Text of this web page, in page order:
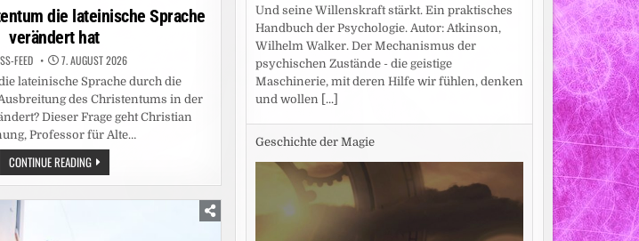
in
die lateinische Sprache
verändert hat
FEED 7. AUGUST 2026
lateinische Sprache durch die
des Christentums in der
Dieser Frage geht Christian
Professor für Alte…
CONTINUE READINGWIE
DAS
CHRISTENTUM
DIE
Und seine Willenskraft stärkt. Ein praktisches
Handbuch der Psychologie. Autor: Atkinson,
Wilhelm Walker. Der Mechanismus der
psychischen Zustände - die geistige
Maschinerie, mit deren Hilfe wir fühlen, denken
und wollen [...]
Geschichte der Magie